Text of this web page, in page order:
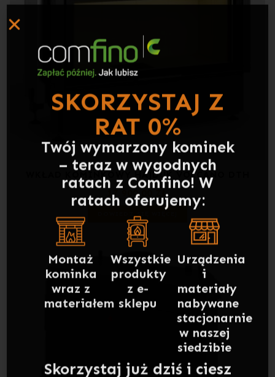
WKŁAD KOMINKOWY HAJDUK VOLCANO DTH
17 900,00
ZŁ
SKORZYSTAJ Z
RAT 0%
Twój wymarzony kominek
– teraz w wygodnych
ratach z Comfino! W
ratach oferujemy:
Montaż
kominka
wraz z
materiałem
Wszystkie
produkty
z e-
sklepu
Urządzenia
i
materiały
nabywane
stacjonarnie
w naszej
siedzibie
Skorzystaj już dziś i ciesz
się ciepłem nowego
kominka w Twoim
wnętrzu!